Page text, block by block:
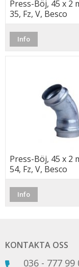
Press-Böj, 45 x 2
35, Fz, V, Besco
Info
Press-Böj, 45 x 2
54, Fz, V, Besco
Info
KONTAKTA OSS
036 - 777 99